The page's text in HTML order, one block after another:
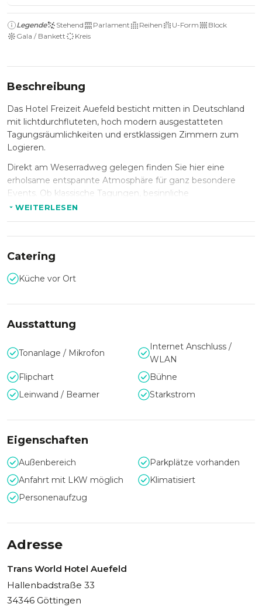
Legende Stehend Parlament Reihen U-Form
Block
Gala / Bankett
Kreis
Beschreibung
Das Hotel Freizeit Auefeld besticht mitten in Deutschland
mit lichtdurchfluteten, hoch modern ausgestatteten
Tagungsräumlichkeiten und erstklassigen Zimmern zum
Logieren.
Direkt am Weserradweg gelegen finden Sie hier eine
erholsame entspannte Atmosphäre für ganz besondere
Events. Ob klassische Tagungen, besinnliche
Weihnachtsfeiern, glanzvolle Firmenevents oder Ihre
Traumhochzeit. Das Hotel Freizeit Auefeld begeistert mit
fachkundiges Personal.
Das 4-Sterne-Komfort Hotel bietet Tagungsräume für bis zu
Raum für eine größere Personengruppe? Gern stellt das
die Weserberglandhalle für bis zu 500 Personen zur
Freuen Sie sich auf eine entspannte, inspirierende
Atmosphäre bei Ihrer Tagung und unvergessliche Momente
bei Ihrem besonderen Event.
WEITERLESEN
Catering
Küche vor Ort
Ausstattung
Tonanlage / Mikrofon
Internet Anschluss /
WLAN
Flipchart
Bühne
Leinwand / Beamer
Starkstrom
Eigenschaften
Außenbereich
Parkplätze vorhanden
Anfahrt mit LKW möglich
Klimatisiert
Personenaufzug
Adresse
Trans World Hotel Auefeld
Hallenbadstraße 33
34346 Göttingen